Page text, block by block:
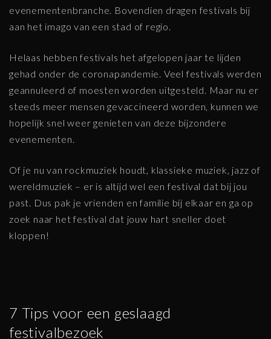
evenementenbranche. Bovendien dragen festivals bij
aan het imago van een stad of regio.
Helaas hebben festivals het afgelopen jaar te lijden
gehad onder de coronapandemie. Veel festivals werden
geannuleerd of moesten worden uitgesteld. Maar nu er
steeds meer mensen gevaccineerd worden, kunnen we
hopelijk snel weer genieten van deze bijzondere
evenementen.
Of je nu van rockmuziek houdt, klassieke muziek, jazz of
wereldmuziek – er is altijd wel een festival dat bij jou
past. Dus pak je vrienden en familie bij elkaar en ga op
zoek naar het festival dat jouw hart sneller doet
kloppen!
7 Tips voor een geslaagd
festivalbezoek